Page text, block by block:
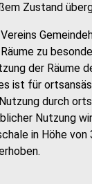
Zustand
zu
der Räume
ist für
durch
Nutzung
in Höhe von